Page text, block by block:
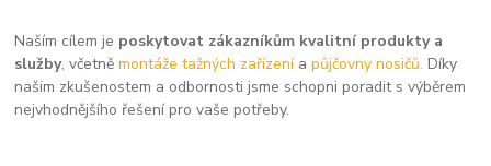
Naším cílem je poskytovat zákazníkům kvalitní produkty a
služby, včetněmontáže tažných zařízení apůjčovny nosičů. Díky
našim zkušenostem a odbornosti jsme schopni poradit s výběrem
nejvhodnějšího řešení pro vaše potřeby.